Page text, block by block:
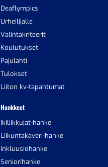
Deaflympics
Urheilijalle
Valintakriteerit
Koulutukset
Pajulahti
Tulokset
Liiton kv-tapahtumat
Hankkeet
Ikiliikkujat-hanke
Liikuntakaveri-hanke
Inkluusiohanke
Seniorihanke